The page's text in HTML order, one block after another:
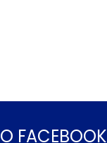
FACEBOOK